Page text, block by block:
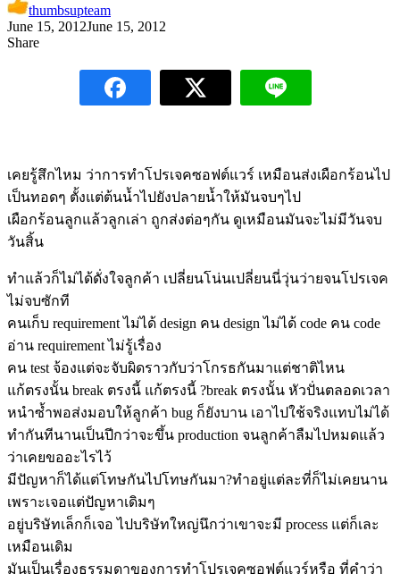
thumbsupteam
June 15, 2012June 15, 2012
Share
เคยรู้สึกไหม ว่าการทำโปรเจคซอฟต์แวร์ เหมือนส่งเผือกร้อนไป
เป็นทอดๆ ตั้งแต่ต้นน้ำไปยังปลายน้ำให้มันจบๆไป
เผือกร้อนลูกแล้วลูกเล่า ถูกส่งต่อๆกัน ดูเหมือนมันจะไม่มีวันจบ
วันสิ้น
ทำแล้วก็ไม่ได้ดั่งใจลูกค้า เปลี่ยนโน่นเปลี่ยนนี่วุ่นว่ายจนโปรเจค
ไม่จบซักที
คนเก็บ requirement ไม่ได้ design คน design ไม่ได้ code คน code
อ่าน requirement ไม่รู้เรื่อง
คน test จ้องแต่จะจับผิดราวกับว่าโกรธกันมาแต่ชาติไหน
แก้ตรงนั้น break ตรงนี้ แก้ตรงนี้ ?break ตรงนั้น หัวปั่นตลอดเวลา
หนำซ้ำพอส่งมอบให้ลูกค้า bug ก็ยังบาน เอาไปใช้จริงแทบไม่ได้
ทำกันทีนานเป็นปีกว่าจะขึ้น production จนลูกค้าลืมไปหมดแล้ว
ว่าเคยขออะไรไว้
มีปัญหาก็ได้แต่โทษกันไปโทษกันมา?ทำอยู่แต่ละที่ก็ไม่เคยนาน
เพราะเจอแต่ปัญหาเดิมๆ
อยู่บริษัทเล็กก็เจอ ไปบริษัทใหญ่นึกว่าเขาจะมี process แต่ก็เละ
เหมือนเดิม
มันเป็นเรื่องธรรมดาของการทำโปรเจคซอฟต์แวร์หรือ ที่คำว่า